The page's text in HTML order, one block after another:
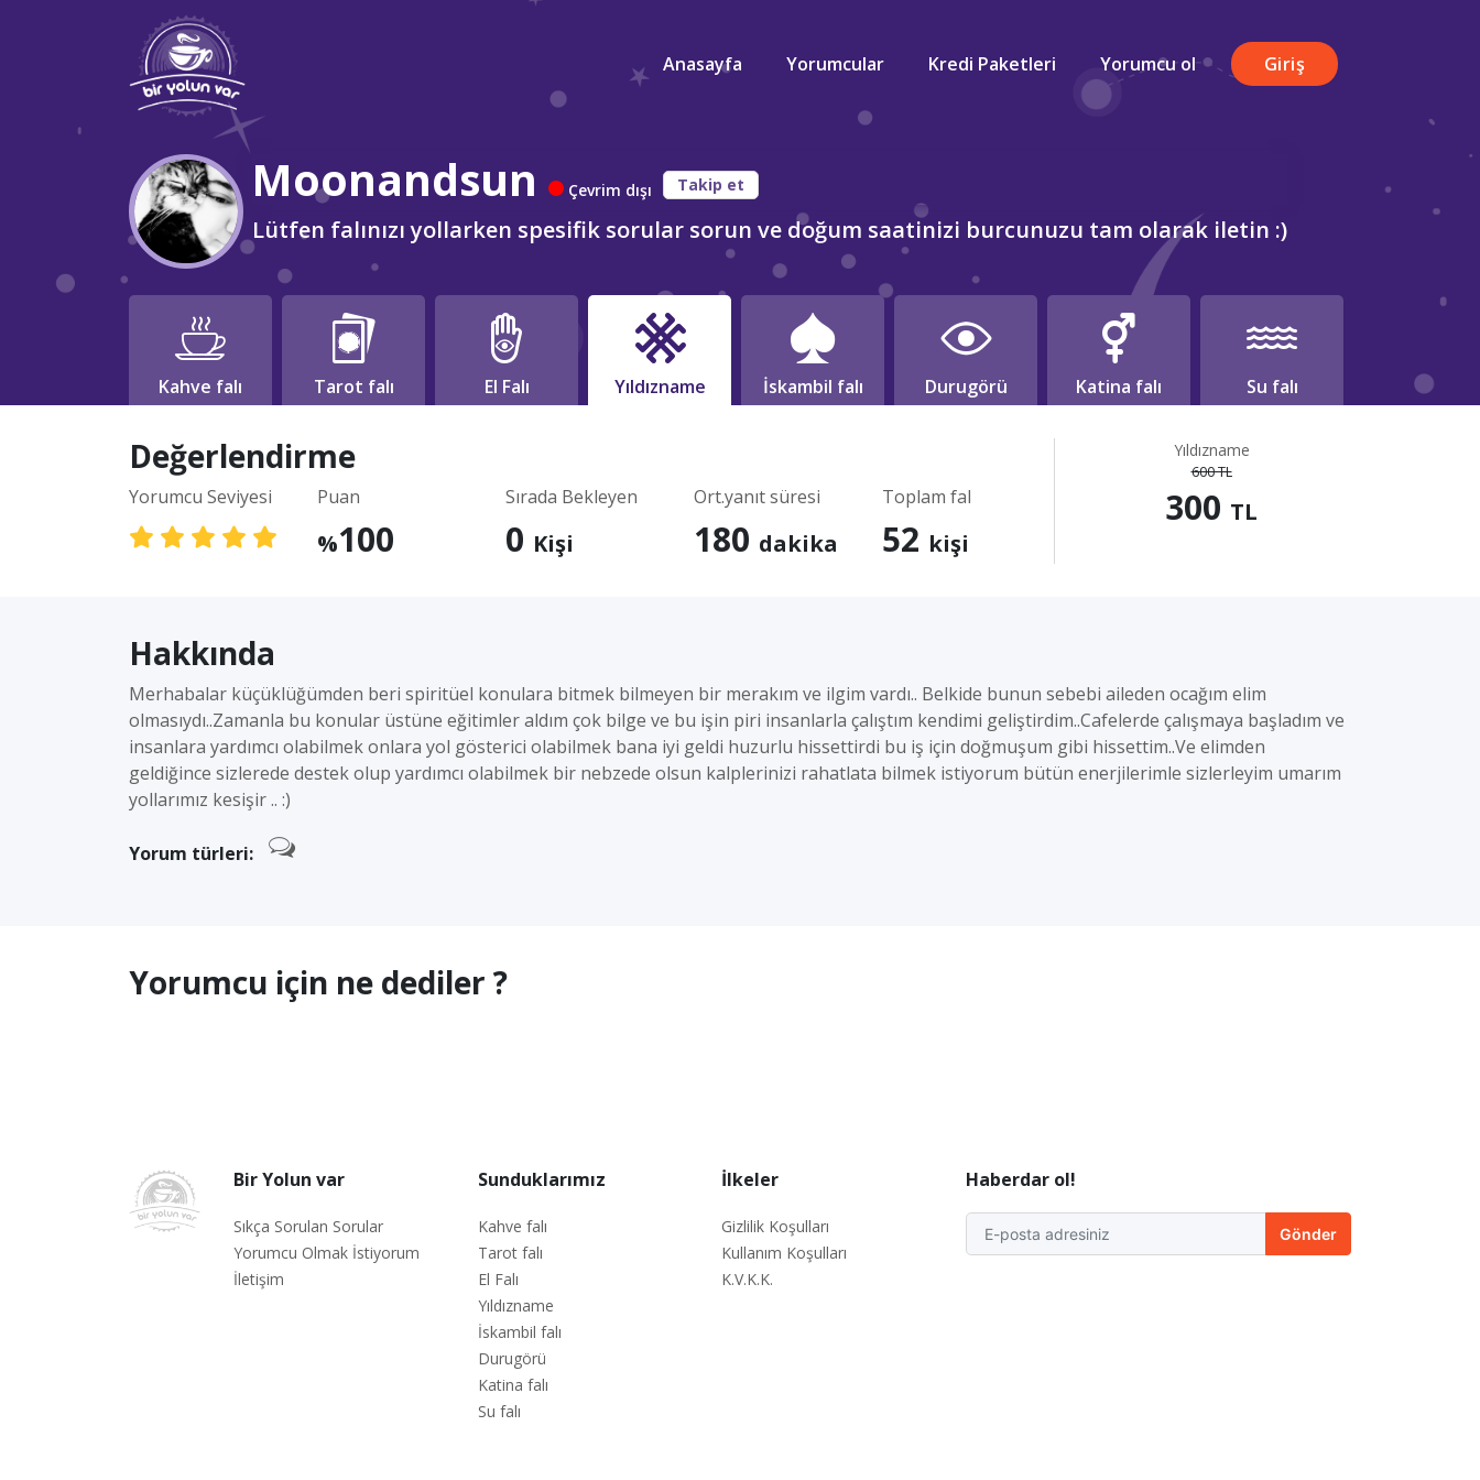
Anasayfa Yorumcular Kredi Paketleri Yorumcu ol Giriş
Moonandsun Çevrim dışı Takip et
Lütfen falınızı yollarken spesifik sorular sorun ve doğum saatinizi burcunuzu tam olarak iletin :)
Kahve falı Tarot falı El Falı Yıldızname İskambil falı Durugörü Katina falı Su falı
Değerlendirme
Yorumcu Seviyesi Puan
%100
Sırada Bekleyen
0 Kişi
Ort.yanıt süresi
180 dakika
Toplam fal
52 kişi
Yıldızname
600 TL
300 TL
Hakkında
Merhabalar küçüklüğümden beri spiritüel konulara bitmek bilmeyen bir merakım ve ilgim vardı.. Belkide bunun sebebi aileden ocağım elim
olmasıydı..Zamanla bu konular üstüne eğitimler aldım çok bilge ve bu işin piri insanlarla çalıştım kendimi geliştirdim..Cafelerde çalışmaya başladım ve
insanlara yardımcı olabilmek onlara yol gösterici olabilmek bana iyi geldi huzurlu hissettirdi bu iş için doğmuşum gibi hissettim..Ve elimden
geldiğince sizlerede destek olup yardımcı olabilmek bir nebzede olsun kalplerinizi rahatlata bilmek istiyorum bütün enerjilerimle sizlerleyim umarım
yollarımız kesişir .. :)
Yorum türleri:
Yorumcu için ne dediler ?
Bir Yolun var
Sıkça Sorulan Sorular
Yorumcu Olmak İstiyorum
İletişim
Sunduklarımız
Kahve falı
Tarot falı
El Falı
Yıldızname
İskambil falı
Durugörü
Katina falı
Su falı
İlkeler
Gizlilik Koşulları
Kullanım Koşulları
K.V.K.K.
Haberdar ol!
Gönder